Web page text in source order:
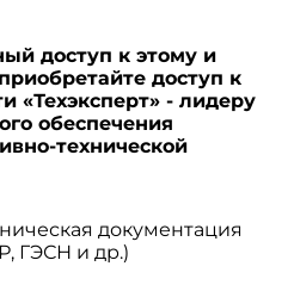
доступ к этому и
доступ к
«Техэксперт» - лидеру
обеспечения
технической
документация
ГЭСН и др.)